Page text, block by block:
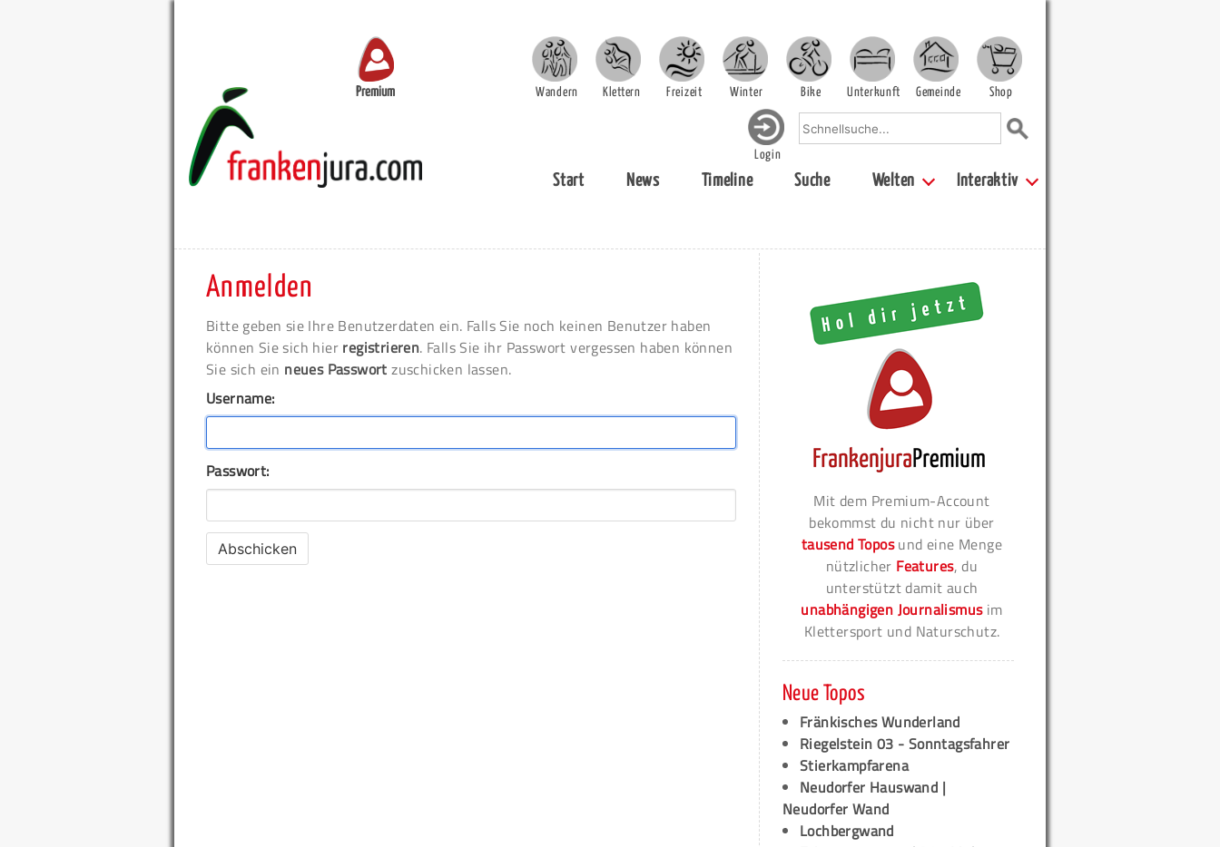
Premium Wandern Klettern Freizeit Winter Bike Unterkunft Gemeinde Shop
Login
Start News Timeline Suche Welten Interaktiv
Anmelden
Bitte geben sie Ihre Benutzerdaten ein. Falls Sie noch keinen Benutzer haben
können Sie sich hier registrieren. Falls Sie ihr Passwort vergessen haben können
Sie sich ein neues Passwort zuschicken lassen.
Username:
Passwort:
Mit dem Premium-Account
bekommst du nicht nur über
tausend Toposund eine Menge
nützlicher Features, du
unterstützt damit auch
unabhängigen Journalismusim
Klettersport und Naturschutz.
Neue Topos
Fränkisches Wunderland
Riegelstein 03 - Sonntagsfahrer
Stierkampfarena
Neudorfer Hauswand |
Neudorfer Wand
Lochbergwand